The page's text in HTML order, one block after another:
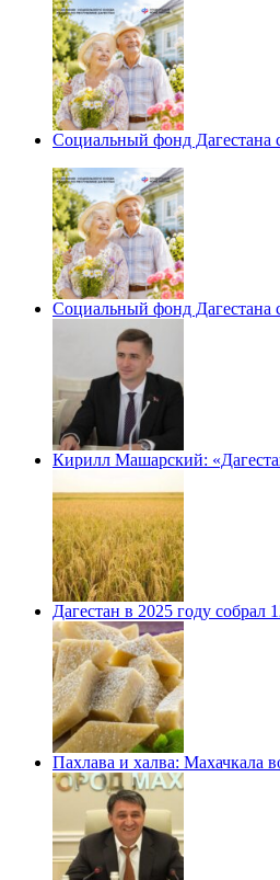
Социальный фонд Дагестана
Социальный фонд Дагестана
Кирилл Машарский:
Дагестан в 2025 году
Пахлава и халва: Махачкала